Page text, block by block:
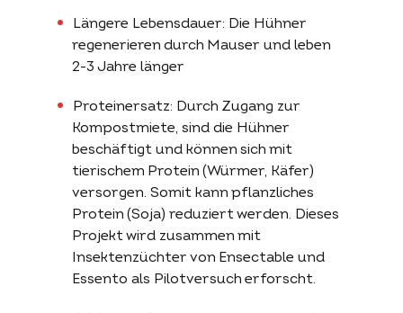
Längere Lebensdauer: Die Hühner
regenerieren durch Mauser und leben
2-3 Jahre länger
Proteinersatz: Durch Zugang zur
Kompostmiete, sind die Hühner
beschäftigt und können sich mit
tierischem Protein (Würmer, Käfer)
versorgen. Somit kann pflanzliches
Protein (Soja) reduziert werden. Dieses
Projekt wird zusammen mit
Insektenzüchter von Ensectable und
Essento als Pilotversuch erforscht.